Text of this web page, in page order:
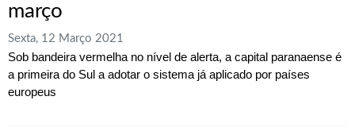
março
Sexta, 12 Março 2021
Sob bandeira vermelha no nível de alerta, a capital paranaense é
a primeira do Sul a adotar o sistema já aplicado por países
europeus